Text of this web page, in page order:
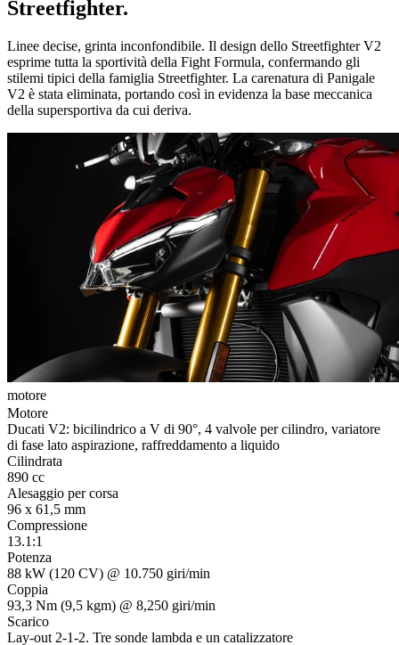
Streetfighter.
Linee decise, grinta inconfondibile. Il design dello Streetfighter V2
esprime tutta la sportività della Fight Formula, confermando gli
stilemi tipici della famiglia Streetfighter. La carenatura di Panigale
V2 è stata eliminata, portando così in evidenza la base meccanica
della supersportiva da cui deriva.
motore
Motore
Ducati V2: bicilindrico a V di 90°, 4 valvole per cilindro, variatore
di fase lato aspirazione, raffreddamento a liquido
Cilindrata
890 cc
Alesaggio per corsa
96 x 61,5 mm
Compressione
13.1:1
Potenza
88 kW (120 CV) @ 10.750 giri/min
Coppia
93,3 Nm (9,5 kgm) @ 8,250 giri/min
Scarico
Lay-out 2-1-2. Tre sonde lambda e un catalizzatore